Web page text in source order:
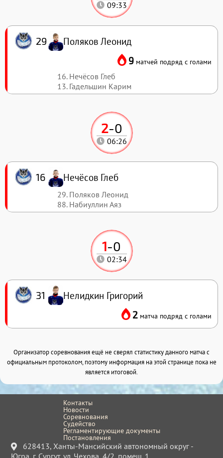
1-0
02:34
31 Нелидкин Григорий
2 матча подряд с голами
2-0
06:26
16 Нечёсов Глеб
29. Поляков Леонид
88. Набиуллин Аяз
09:33
29 Поляков Леонид
9 матчей подряд с голами
16. Нечёсов Глеб
13. Гадельшин Карим
Организатор соревнования ещё не сверял статистику данного матча с
официальным протоколом, поэтому информация на этой странице пока не
является итоговой.
Контакты
Новости
Соревнования
Судейство
Регламентирующие документы
Постановления
628413, Ханты-Мансийский автономный округ -
Югра, г. Сургут, ул. Чехова, 4/2, помещ. 1